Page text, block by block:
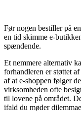
Før nogen bestiller på
en tid skimme e-
spændende.
Et nemmere alternativ
forhandleren er støttet
af at e-shoppen følger
virksomheden ofte
til lovene på området.
ifald du møder